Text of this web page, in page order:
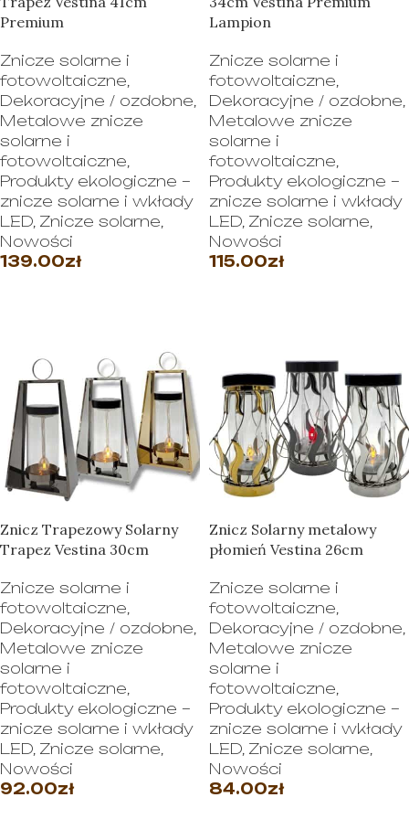
Premium
Znicze solarne i
fotowoltaiczne,
Dekoracyjne / ozdobne,
Metalowe znicze
solarne i
fotowoltaiczne,
Produkty ekologiczne –
znicze solarne i wkłady
LED, Znicze solarne,
Nowości
139.00zł
Lampion
Znicze solarne i
fotowoltaiczne,
Dekoracyjne / ozdobne,
Metalowe znicze
solarne i
fotowoltaiczne,
Produkty ekologiczne –
znicze solarne i wkłady
LED, Znicze solarne,
Nowości
115.00zł
Znicz Trapezowy Solarny
Trapez Vestina 30cm
Znicze solarne i
fotowoltaiczne,
Dekoracyjne / ozdobne,
Metalowe znicze
solarne i
fotowoltaiczne,
Produkty ekologiczne –
znicze solarne i wkłady
LED, Znicze solarne,
Nowości
92.00zł
Znicz Solarny metalowy
płomień Vestina 26cm
Znicze solarne i
fotowoltaiczne,
Dekoracyjne / ozdobne,
Metalowe znicze
solarne i
fotowoltaiczne,
Produkty ekologiczne –
znicze solarne i wkłady
LED, Znicze solarne,
Nowości
84.00zł